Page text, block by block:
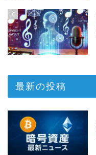
10
最新の投稿